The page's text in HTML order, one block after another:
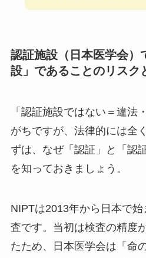
認証施設（日本医学会）
設」であることのリスク
「認証施設ではない＝違法
がちですが、法律的には全
ずは、なぜ「認証」と「認
を知っておきましょう。
NIPTは2013年から日本で
査です。当初は検査の精度
たため、日本医学会は「命